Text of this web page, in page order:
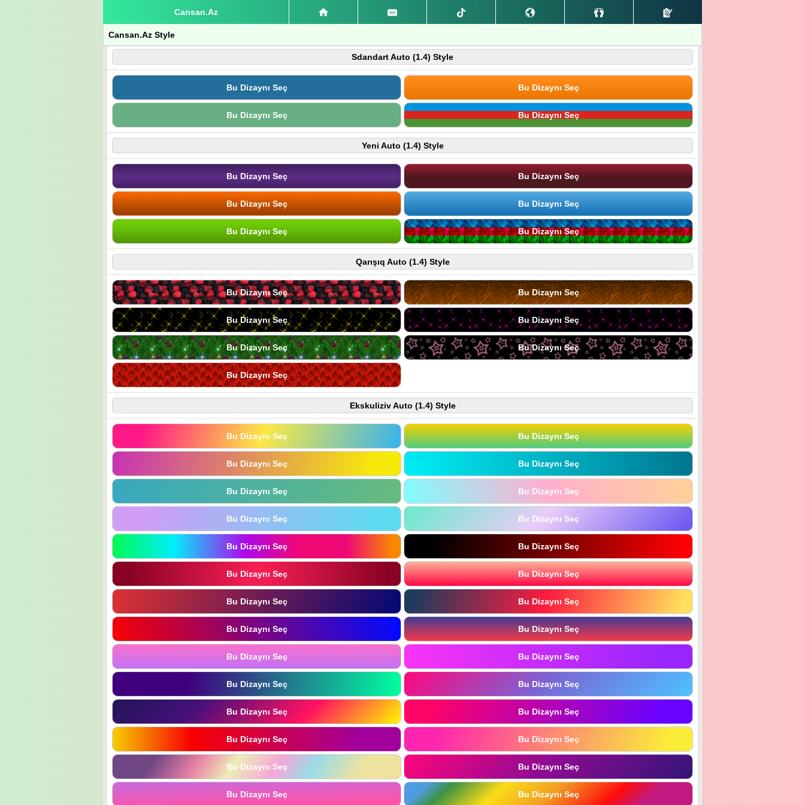
Cansan.Az
Cansan.Az Style
Sdandart Auto (1.4) Style
Bu Dizaynı Seç Bu Dizaynı Seç
Bu Dizaynı Seç Bu Dizaynı Seç
Yeni Auto (1.4) Style
Bu Dizaynı Seç Bu Dizaynı Seç
Bu Dizaynı Seç Bu Dizaynı Seç
Bu Dizaynı Seç Bu Dizaynı Seç
Qarışıq Auto (1.4) Style
Bu Dizaynı Seç Bu Dizaynı Seç
Bu Dizaynı Seç Bu Dizaynı Seç
Bu Dizaynı Seç Bu Dizaynı Seç
Bu Dizaynı Seç
Ekskuliziv Auto (1.4) Style
Bu Dizaynı Seç Bu Dizaynı Seç
Bu Dizaynı Seç Bu Dizaynı Seç
Bu Dizaynı Seç Bu Dizaynı Seç
Bu Dizaynı Seç Bu Dizaynı Seç
Bu Dizaynı Seç Bu Dizaynı Seç
Bu Dizaynı Seç Bu Dizaynı Seç
Bu Dizaynı Seç Bu Dizaynı Seç
Bu Dizaynı Seç Bu Dizaynı Seç
Bu Dizaynı Seç Bu Dizaynı Seç
Bu Dizaynı Seç Bu Dizaynı Seç
Bu Dizaynı Seç Bu Dizaynı Seç
Bu Dizaynı Seç Bu Dizaynı Seç
Bu Dizaynı Seç Bu Dizaynı Seç
Bu Dizaynı Seç Bu Dizaynı Seç